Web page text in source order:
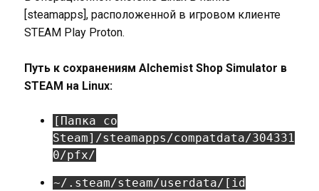
[steamapps], расположенной в игровом клиенте
STEAM Play Proton.
Путь к сохранениям Alchemist Shop Simulator в
STEAM на Linux:
[Папка со
Steam]/steamapps/compatdata/304331
0/pfx/
~/.steam/steam/userdata/[id